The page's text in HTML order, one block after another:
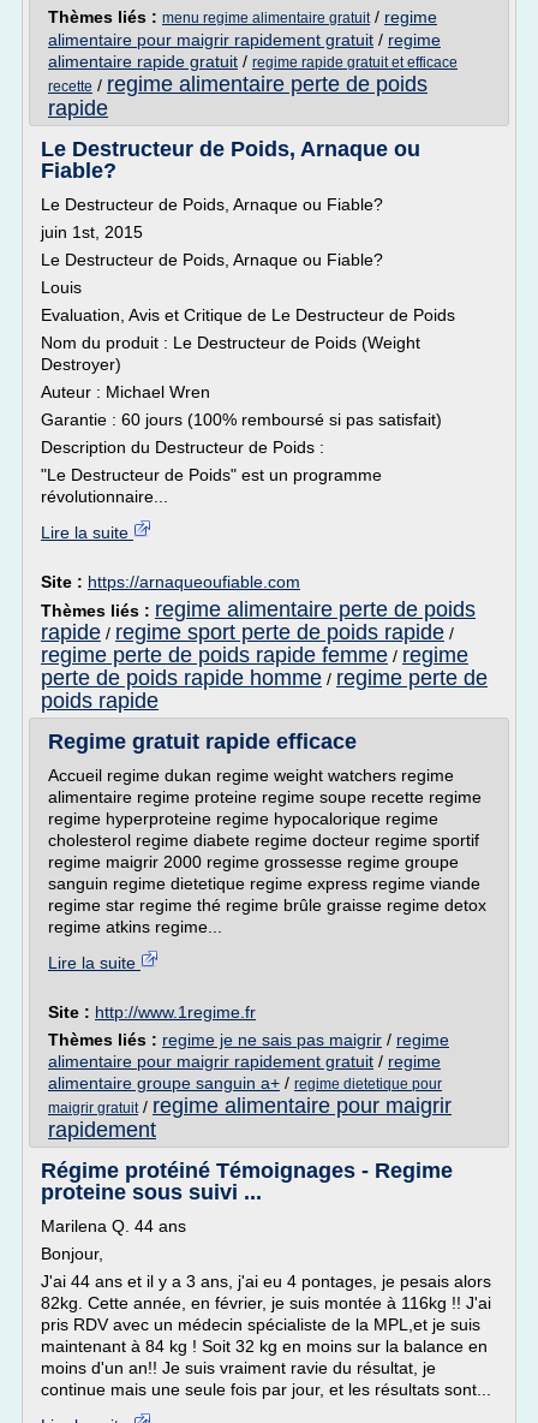
Thèmes liés : menu regime alimentaire gratuit/ regime
alimentaire pour maigrir rapidement gratuit / regime
alimentaire rapide gratuit / regime rapide gratuit et efficace
recette / regime alimentaire perte de poids
rapide
Le Destructeur de Poids, Arnaque ou
Fiable?
Le Destructeur de Poids, Arnaque ou Fiable?
juin 1st, 2015
Le Destructeur de Poids, Arnaque ou Fiable?
Louis
Evaluation, Avis et Critique de Le Destructeur de Poids
Nom du produit : Le Destructeur de Poids (Weight
Destroyer)
Auteur : Michael Wren
Garantie : 60 jours (100% remboursé si pas satisfait)
Description du Destructeur de Poids :
"Le Destructeur de Poids" est un programme
révolutionnaire...
Lire la suite
Site : https://arnaqueoufiable.com
Thèmes liés : regime alimentaire perte de poids
rapide / regime sport perte de poids rapide /
regime perte de poids rapide femme / regime
perte de poids rapide homme / regime perte de
poids rapide
Regime gratuit rapide efficace
Accueil regime dukan regime weight watchers regime
alimentaire regime proteine regime soupe recette regime
regime hyperproteine regime hypocalorique regime
cholesterol regime diabete regime docteur regime sportif
regime maigrir 2000 regime grossesse regime groupe
sanguin regime dietetique regime express regime viande
regime star regime thé regime brûle graisse regime detox
regime atkins regime...
Lire la suite
Site : http://www.1regime.fr
Thèmes liés : regime je ne sais pas maigrir / regime
alimentaire pour maigrir rapidement gratuit / regime
alimentaire groupe sanguin a+ / regime dietetique pour
maigrir gratuit/ regime alimentaire pour maigrir
rapidement
Régime protéiné Témoignages - Regime
proteine sous suivi ...
Marilena Q. 44 ans
Bonjour,
J'ai 44 ans et il y a 3 ans, j'ai eu 4 pontages, je pesais alors
82kg. Cette année, en février, je suis montée à 116kg !! J'ai
pris RDV avec un médecin spécialiste de la MPL,et je suis
maintenant à 84 kg ! Soit 32 kg en moins sur la balance en
moins d'un an!! Je suis vraiment ravie du résultat, je
continue mais une seule fois par jour, et les résultats sont...